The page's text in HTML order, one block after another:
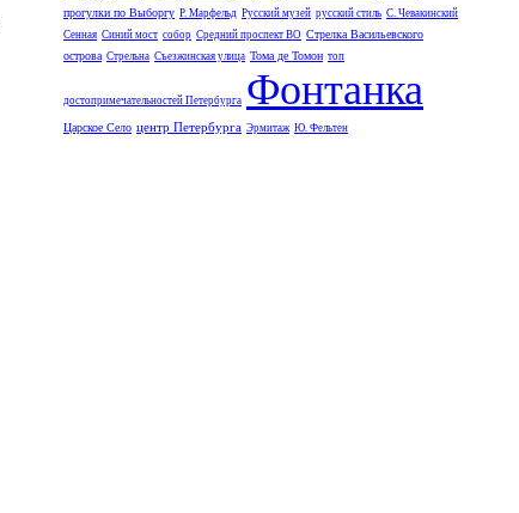
прогулки по Выборгу Р. Марфельд Русский музей русский стиль С. Чевакинский
Сенная Синий мост собор Средний проспект ВО Стрелка Васильевского
острова Стрельна Съезжинская улица Тома де Томон топ
достопримечательностей Петербурга Фонтанка
Царское Село центр Петербурга Эрмитаж Ю. Фельтен